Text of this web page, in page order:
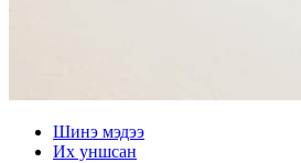
Шинэ мэдээ
Их уншсан